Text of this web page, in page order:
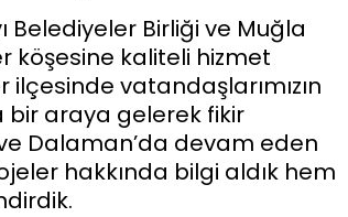
Birliği ve Muğla
köşesine kaliteli hizmet
ilçesinde vatandaşlarımızın
bir araya gelerek fikir
Dalaman’da devam eden
hakkında bilgi aldık hem